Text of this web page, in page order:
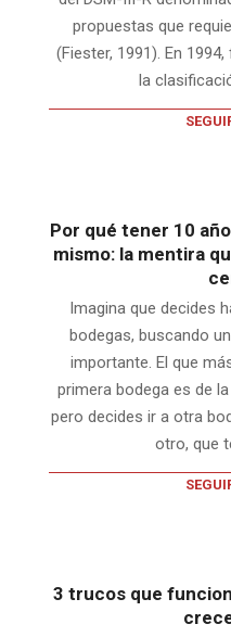
propuestas que
(Fiester, 1991). En
la
Por qué tener 10
mismo: la mentira
Imagina que decides
bodegas, buscando
importante. El que
primera bodega es de
pero decides ir a otra
otro, que
3 trucos que